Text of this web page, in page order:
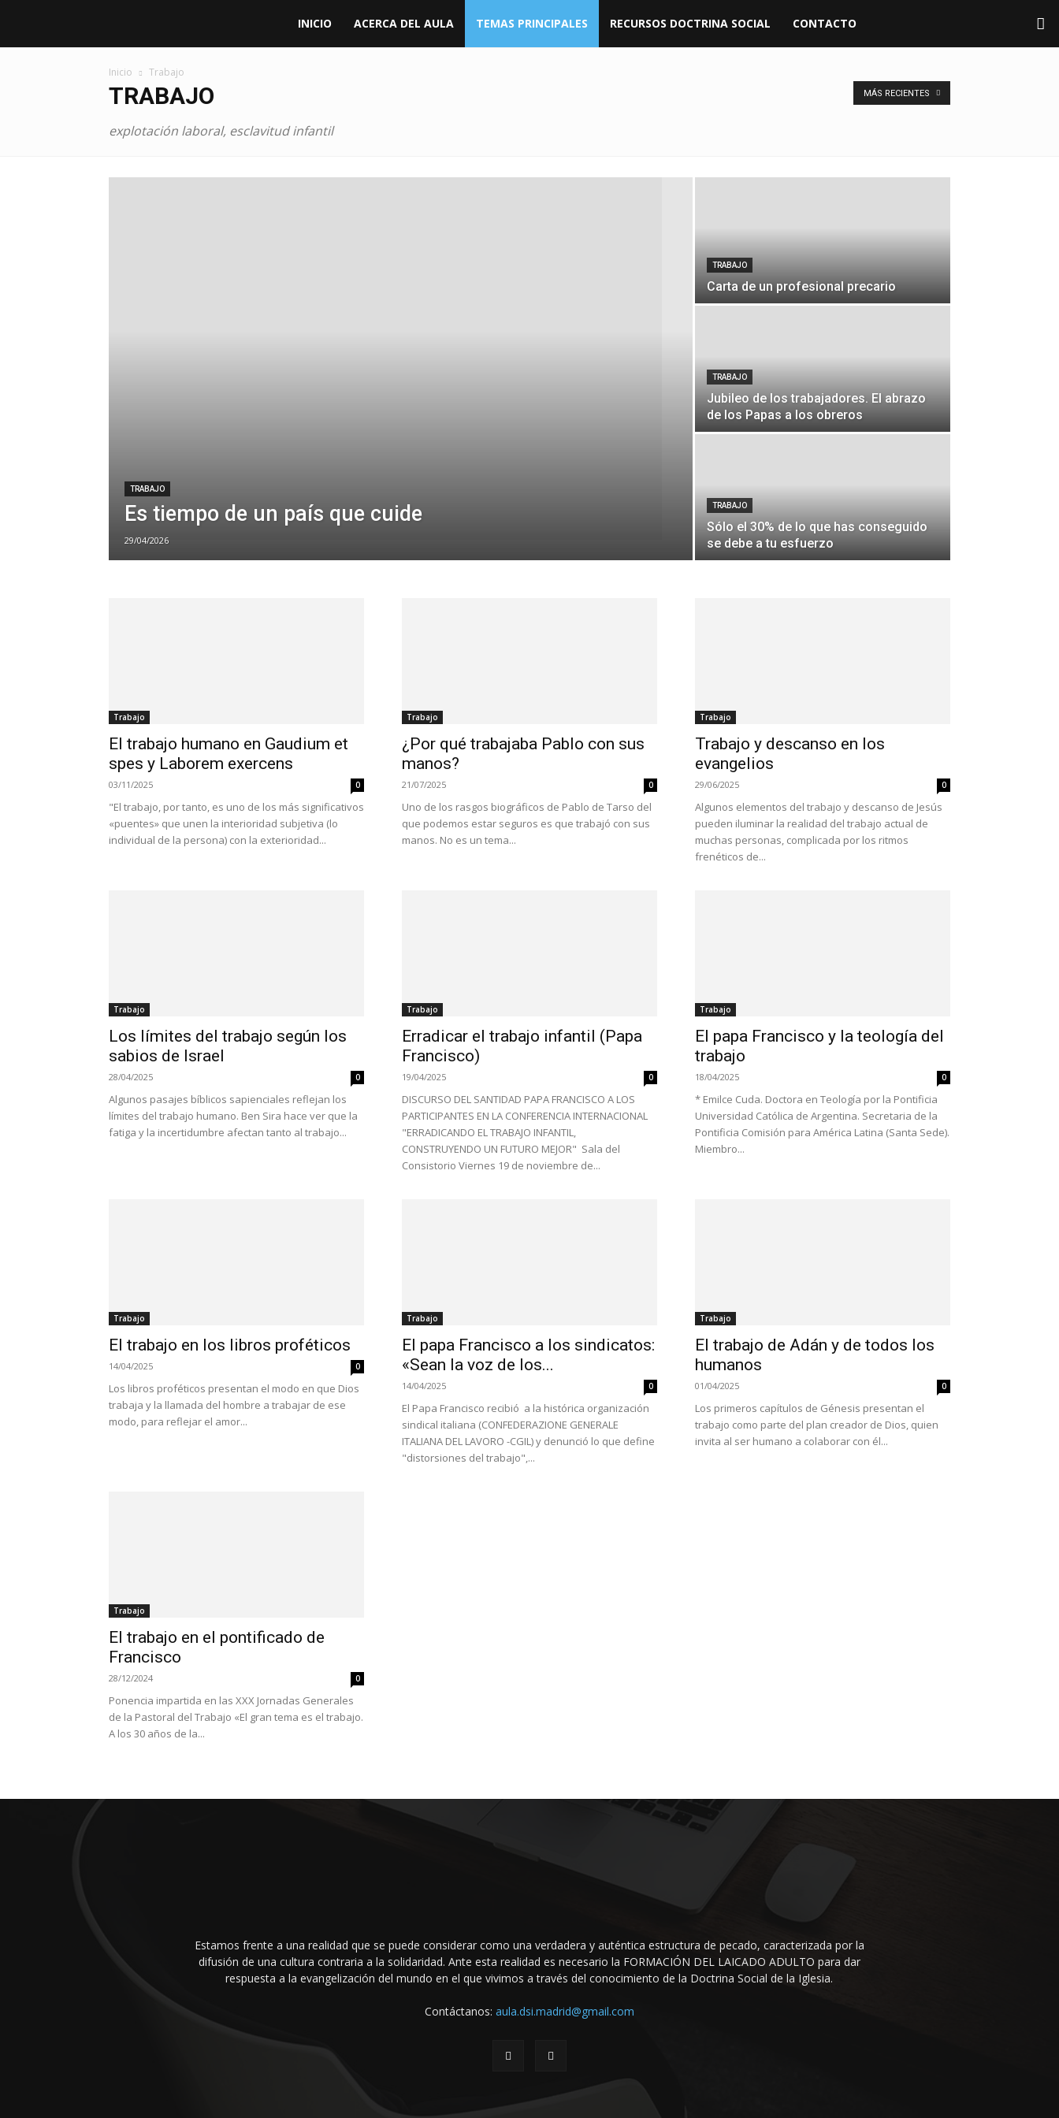
Aula
INICIO ACERCA DEL AULA TEMAS PRINCIPALES RECURSOS DOCTRINA SOCIAL CONTACTO
Inicio Trabajo
TRABAJO
explotación laboral, esclavitud infantil
MÁS RECIENTES
TRABAJO
Es tiempo de un país que cuide
29/04/2026
TRABAJO
Carta de un profesional precario
TRABAJO
Jubileo de los trabajadores. El abrazo
de los Papas a los obreros
TRABAJO
Sólo el 30% de lo que has conseguido
se debe a tu esfuerzo
Trabajo
El trabajo humano en Gaudium et
spes y Laborem exercens
03/11/2025 0
"El trabajo, por tanto, es uno de los más significativos
«puentes» que unen la interioridad subjetiva (lo
individual de la persona) con la exterioridad...
Trabajo
¿Por qué trabajaba Pablo con sus
manos?
21/07/2025 0
Uno de los rasgos biográficos de Pablo de Tarso del
que podemos estar seguros es que trabajó con sus
manos. No es un tema...
Trabajo
Trabajo y descanso en los
evangelios
29/06/2025 0
Algunos elementos del trabajo y descanso de Jesús
pueden iluminar la realidad del trabajo actual de
muchas personas, complicada por los ritmos
frenéticos de...
Trabajo
Los límites del trabajo según los
sabios de Israel
28/04/2025 0
Algunos pasajes bíblicos sapienciales reflejan los
límites del trabajo humano. Ben Sira hace ver que la
fatiga y la incertidumbre afectan tanto al trabajo...
Trabajo
Erradicar el trabajo infantil (Papa
Francisco)
19/04/2025 0
DISCURSO DEL SANTIDAD PAPA FRANCISCO A LOS
PARTICIPANTES EN LA CONFERENCIA INTERNACIONAL
"ERRADICANDO EL TRABAJO INFANTIL,
CONSTRUYENDO UN FUTURO MEJOR" Sala del
Consistorio Viernes 19 de noviembre de...
Trabajo
El papa Francisco y la teología del
trabajo
18/04/2025 0
* Emilce Cuda. Doctora en Teología por la Pontificia
Universidad Católica de Argentina. Secretaria de la
Pontificia Comisión para América Latina (Santa Sede).
Miembro...
Trabajo
El trabajo en los libros proféticos
14/04/2025 0
Los libros proféticos presentan el modo en que Dios
trabaja y la llamada del hombre a trabajar de ese
modo, para reflejar el amor...
Trabajo
El papa Francisco a los sindicatos:
«Sean la voz de los...
14/04/2025 0
El Papa Francisco recibió a la histórica organización
sindical italiana (CONFEDERAZIONE GENERALE
ITALIANA DEL LAVORO -CGIL) y denunció lo que define
"distorsiones del trabajo",...
Trabajo
El trabajo de Adán y de todos los
humanos
01/04/2025 0
Los primeros capítulos de Génesis presentan el
trabajo como parte del plan creador de Dios, quien
invita al ser humano a colaborar con él...
Trabajo
El trabajo en el pontificado de
Francisco
28/12/2024 0
Ponencia impartida en las XXX Jornadas Generales
de la Pastoral del Trabajo «El gran tema es el trabajo.
A los 30 años de la...
Estamos frente a una realidad que se puede considerar como una verdadera y auténtica estructura de pecado, caracterizada por la
difusión de una cultura contraria a la solidaridad. Ante esta realidad es necesario la FORMACIÓN DEL LAICADO ADULTO para dar
respuesta a la evangelización del mundo en el que vivi­mos a través del conocimiento de la Doctrina Social de la Iglesia.
Contáctanos: aula.dsi.madrid@gmail.com